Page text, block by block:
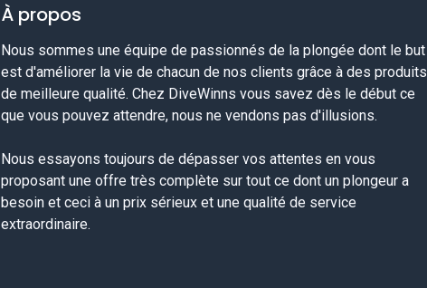
À propos
Nous sommes une équipe de passionnés de la plongée dont le but
est d'améliorer la vie de chacun de nos clients grâce à des produits
de meilleure qualité. Chez DiveWinns vous savez dès le début ce
que vous pouvez attendre, nous ne vendons pas d'illusions.
Nous essayons toujours de dépasser vos attentes en vous
proposant une offre très complète sur tout ce dont un plongeur a
besoin et ceci à un prix sérieux et une qualité de service
extraordinaire.